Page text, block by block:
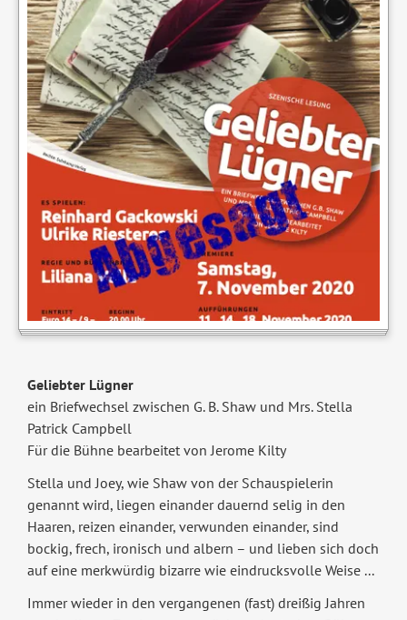
Geliebter Lügner
ein Briefwechsel zwischen G. B. Shaw und Mrs. Stella
Patrick Campbell
Für die Bühne bearbeitet von Jerome Kilty
Stella und Joey, wie Shaw von der Schauspielerin
genannt wird, liegen einander dauernd selig in den
Haaren, reizen einander, verwunden einander, sind
bockig, frech, ironisch und albern – und lieben sich doch
auf eine merkwürdig bizarre wie eindrucksvolle Weise ...
Immer wieder in den vergangenen (fast) dreißig Jahren